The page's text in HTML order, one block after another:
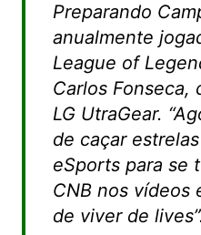
Preparando
anualmente
League of
Carlos Fonseca,
LG UtraGear.
de caçar
eSports para se
CNB nos vídeos
de viver de